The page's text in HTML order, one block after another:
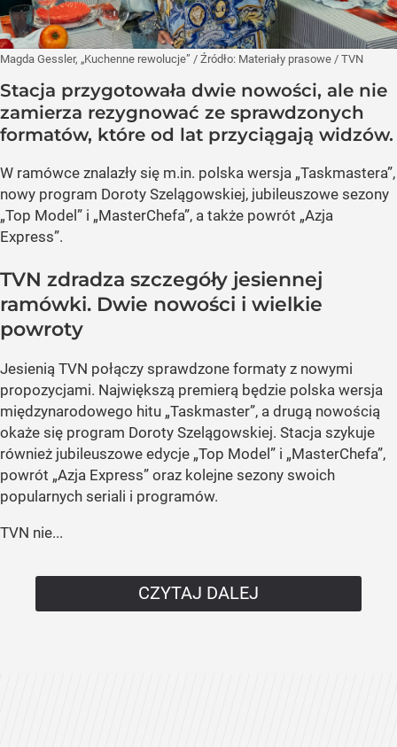
Magda Gessler, „Kuchenne rewolucje” / Źródło: Materiały prasowe / TVN
Stacja przygotowała dwie nowości, ale nie
zamierza rezygnować ze sprawdzonych
formatów, które od lat przyciągają widzów.
W ramówce znalazły się m.in. polska wersja „Taskmastera”,
nowy program Doroty Szelągowskiej, jubileuszowe sezony
„Top Model” i „MasterChefa”, a także powrót „Azja
Express”.
TVN zdradza szczegóły jesiennej
ramówki. Dwie nowości i wielkie
powroty
Jesienią TVN połączy sprawdzone formaty z nowymi
propozycjami. Największą premierą będzie polska wersja
międzynarodowego hitu „Taskmaster”, a drugą nowością
okaże się program Doroty Szelągowskiej. Stacja szykuje
również jubileuszowe edycje „Top Model” i „MasterChefa”,
powrót „Azja Express” oraz kolejne sezony swoich
popularnych seriali i programów.
TVN nie...
CZYTAJ DALEJ